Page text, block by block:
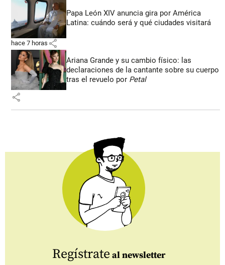
Papa León XIV anuncia gira por América
Latina: cuándo será y qué ciudades visitará
hace 7 horas share
Ariana Grande y su cambio físico: las
declaraciones de la cantante sobre su cuerpo
tras el revuelo por Petal
share
Regístrate al newsletter